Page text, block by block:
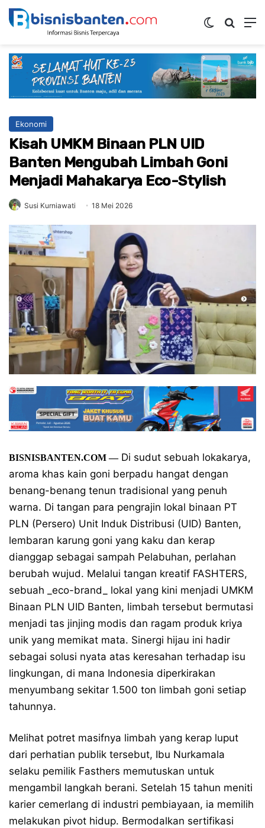
Switch skin
Ekonomi
Kisah UMKM Binaan PLN UID
Banten Mengubah Limbah Goni
Menjadi Mahakarya Eco-Stylish
Susi Kurniawati 18 Mei 2026
BISNISBANTEN.COM —Di sudut sebuah lokakarya,
aroma khas kain goni berpadu hangat dengan
benang-benang tenun tradisional yang penuh
warna. Di tangan para pengrajin lokal binaan PT
PLN (Persero) Unit Induk Distribusi (UID) Banten,
lembaran karung goni yang kaku dan kerap
dianggap sebagai sampah Pelabuhan, perlahan
berubah wujud. Melalui tangan kreatif FASHTERS,
sebuah _eco-brand_ lokal yang kini menjadi UMKM
Binaan PLN UID Banten, limbah tersebut bermutasi
menjadi tas jinjing modis dan ragam produk kriya
unik yang memikat mata. Sinergi hijau ini hadir
sebagai solusi nyata atas keresahan terhadap isu
lingkungan, di mana Indonesia diperkirakan
menyumbang sekitar 1.500 ton limbah goni setiap
tahunnya.
Melihat potret masifnya limbah yang kerap luput
dari perhatian publik tersebut, Ibu Nurkamala
selaku pemilik Fasthers memutuskan untuk
mengambil langkah berani. Setelah 15 tahun meniti
karier cemerlang di industri pembiayaan, ia memilih
melakukan pivot hidup. Bermodalkan sertifikasi